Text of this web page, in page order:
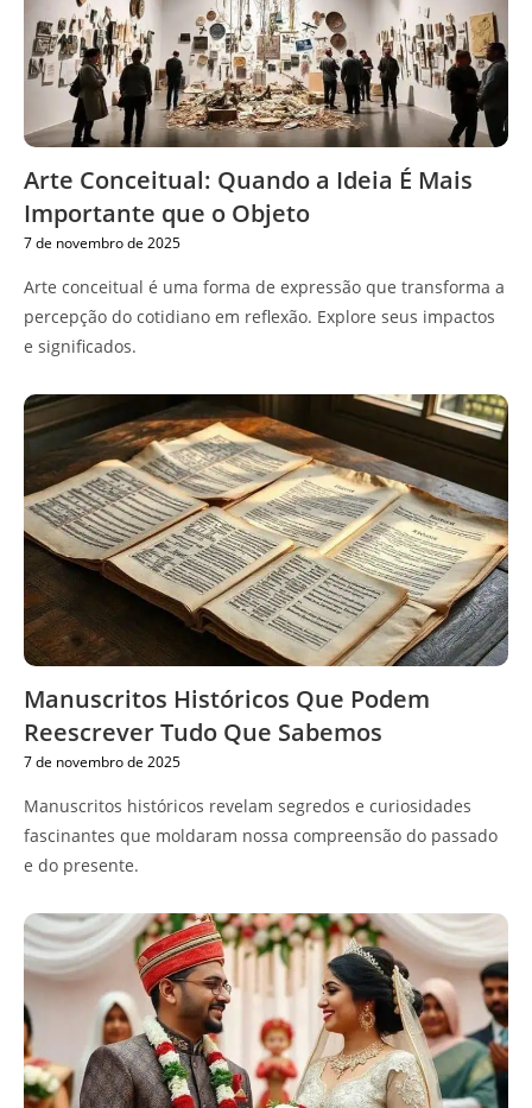
Arte Conceitual: Quando a Ideia É Mais
Importante que o Objeto
7 de novembro de 2025
Arte conceitual é uma forma de expressão que transforma a
percepção do cotidiano em reflexão. Explore seus impactos
e significados.
Manuscritos Históricos Que Podem
Reescrever Tudo Que Sabemos
7 de novembro de 2025
Manuscritos históricos revelam segredos e curiosidades
fascinantes que moldaram nossa compreensão do passado
e do presente.